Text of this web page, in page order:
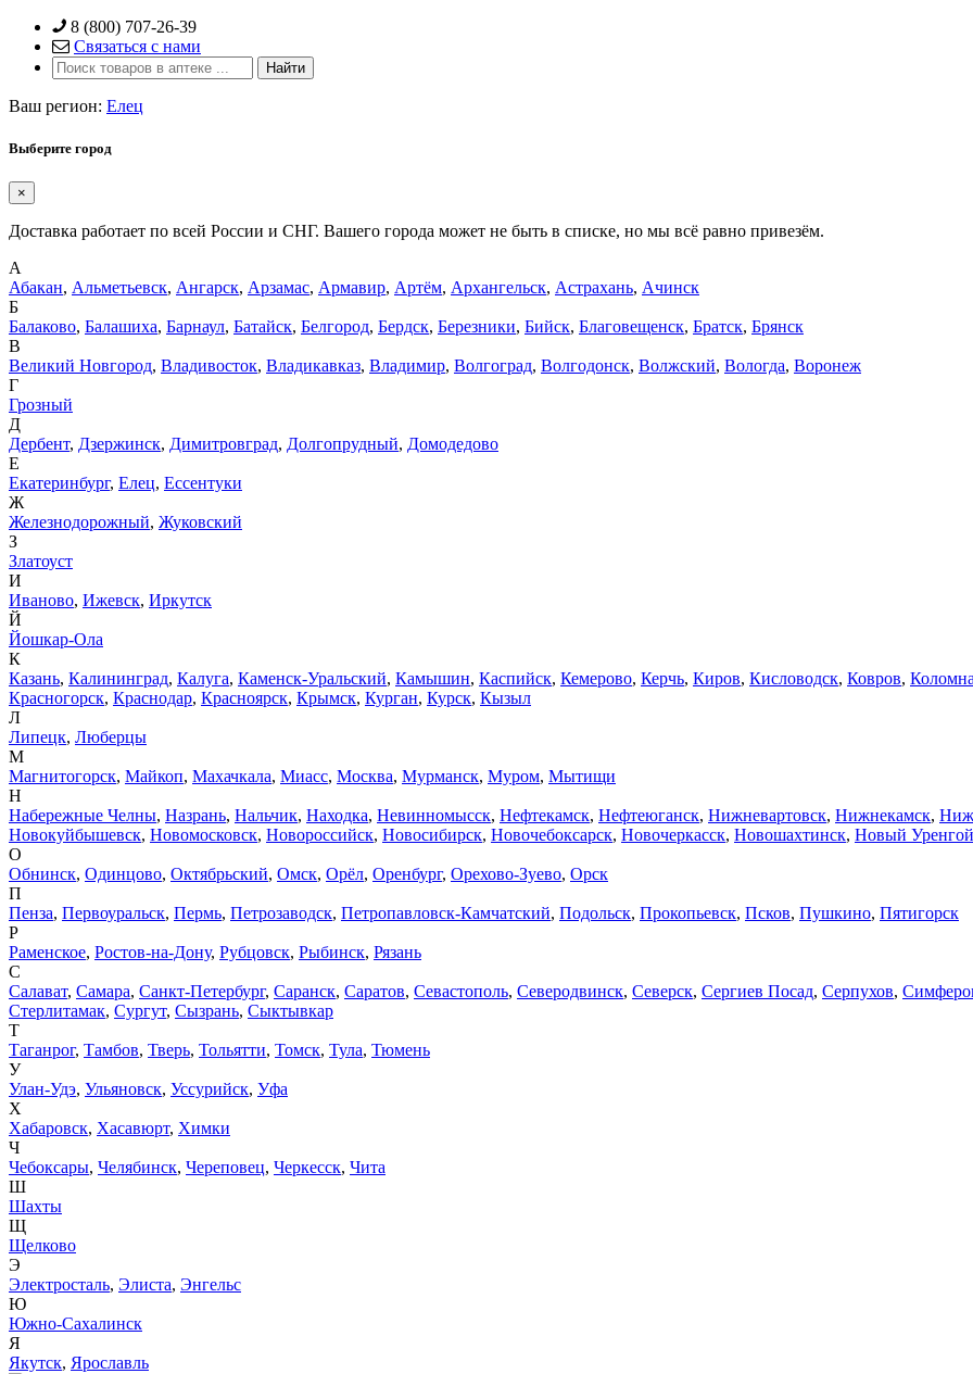
Skip
content
8 (800) 707-26-39
Связаться с нами
Ваш регион: Елец
Выберите город
×
Доставка работает по всей России и СНГ. Вашего города может не быть в списке, но мы всё равно привезём.
А
Абакан, Альметьевск, Ангарск, Арзамас, Армавир, Артём, Архангельск, Астрахань, Ачинск
Б
Балаково, Балашиха, Барнаул, Батайск, Белгород, Бердск, Березники, Бийск, Благовещенск, Братск, Брянск
В
Великий Новгород, Владивосток, Владикавказ, Владимир, Волгоград, Волгодонск, Волжский, Вологда, Воронеж
Г
Грозный
Д
Дербент, Дзержинск, Димитровград, Долгопрудный, Домодедово
Е
Екатеринбург, Елец, Ессентуки
Ж
Железнодорожный, Жуковский
З
Златоуст
И
Иваново, Ижевск, Иркутск
Й
Йошкар-Ола
К
Казань, Калининград, Калуга, Каменск-Уральский, Камышин, Каспийск, Кемерово, Керчь, Киров, Кисловодск, Ковров, Коломна
Красногорск, Краснодар, Красноярск, Крымск, Курган, Курск, Кызыл
Л
Липецк, Люберцы
М
Магнитогорск, Майкоп, Махачкала, Миасс, Москва, Мурманск, Муром, Мытищи
Н
Набережные Челны, Назрань, Нальчик, Находка, Невинномысск, Нефтекамск, Нефтеюганск, Нижневартовск, Нижнекамск,
Новокуйбышевск, Новомосковск, Новороссийск, Новосибирск, Новочебоксарск, Новочеркасск, Новошахтинск, Новый Уренгой
О
Обнинск, Одинцово, Октябрьский, Омск, Орёл, Оренбург, Орехово-Зуево, Орск
П
Пенза, Первоуральск, Пермь, Петрозаводск, Петропавловск-Камчатский, Подольск, Прокопьевск, Псков, Пушкино, Пятигорск
Р
Раменское, Ростов-на-Дону, Рубцовск, Рыбинск, Рязань
С
Салават, Самара, Санкт-Петербург, Саранск, Саратов, Севастополь, Северодвинск, Северск, Сергиев Посад, Серпухов,
Стерлитамак, Сургут, Сызрань, Сыктывкар
Т
Таганрог, Тамбов, Тверь, Тольятти, Томск, Тула, Тюмень
У
Улан-Удэ, Ульяновск, Уссурийск, Уфа
Х
Хабаровск, Хасавюрт, Химки
Ч
Чебоксары, Челябинск, Череповец, Черкесск, Чита
Ш
Шахты
Щ
Щелково
Э
Электросталь, Элиста, Энгельс
Ю
Южно-Сахалинск
Я
Якутск, Ярославль